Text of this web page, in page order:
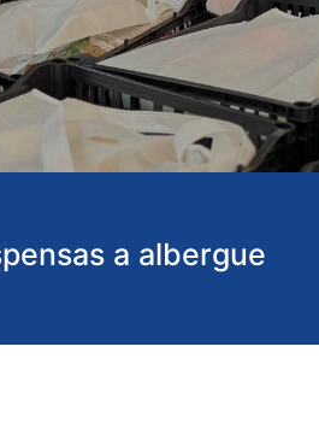
a albergue